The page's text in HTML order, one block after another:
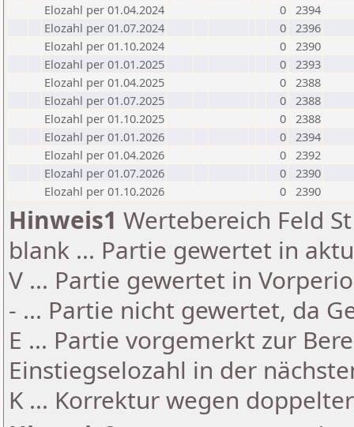
Elozahl per 01.04.2024
0 2394
Elozahl per 01.07.2024
0 2396
Elozahl per 01.10.2024
0 2390
Elozahl per 01.01.2025
0 2393
Elozahl per 01.04.2025
0 2388
Elozahl per 01.07.2025
0 2388
Elozahl per 01.10.2025
0 2388
Elozahl per 01.01.2026
0 2394
Elozahl per 01.04.2026
0 2392
Elozahl per 01.07.2026
0 2390
Elozahl per 01.10.2026
0 2390
Hinweis1 Wertebereich Feld
blank ... Partie gewertet in
V ... Partie gewertet in
- ... Partie nicht gewertet, da
E ... Partie vorgemerkt zur
Einstiegselozahl in der
K ... Korrektur wegen